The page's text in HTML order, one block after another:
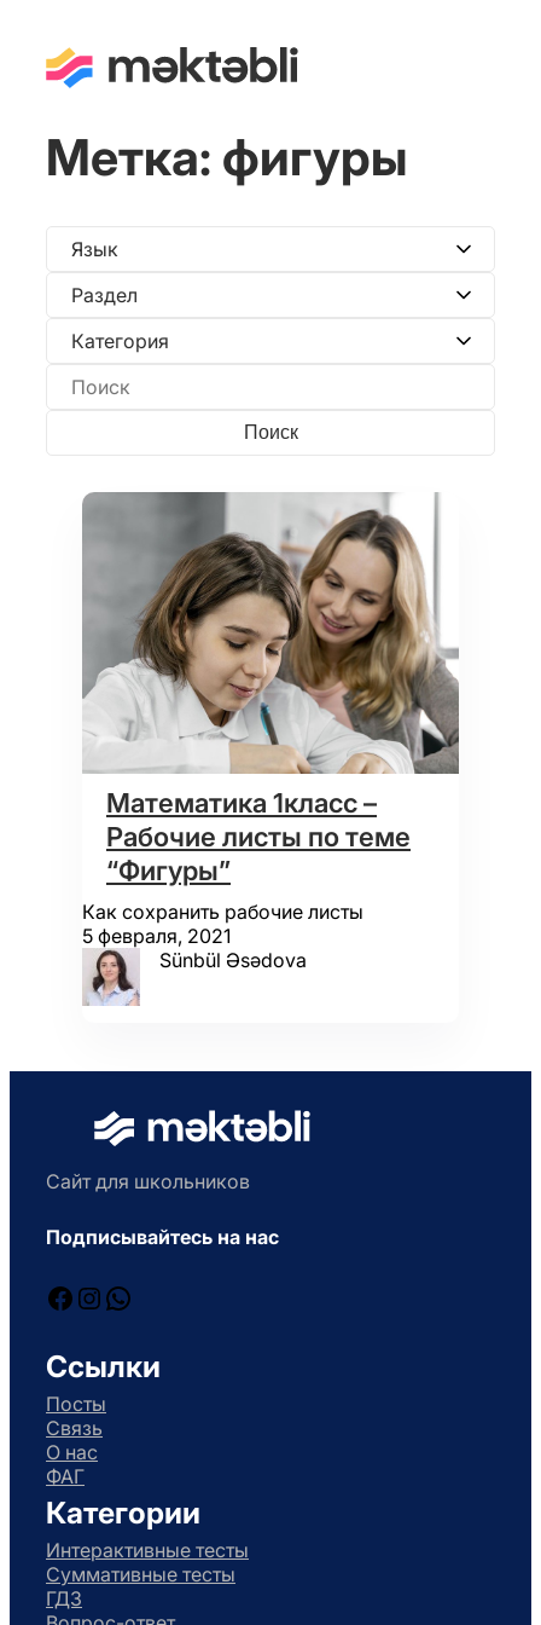
Метка: фигуры
Математика 1класс –
Рабочие листы по теме
“Фигуры”
Как сохранить рабочие листы
5 февраля, 2021
Sünbül Əsədova
Сайт для школьников
Подписывайтесь на нас
Facebook
Instagram
WhatsApp
Ссылки
Посты
Связь
О нас
ФАГ
Категории
Интерактивные тесты
Суммативные тесты
ГДЗ